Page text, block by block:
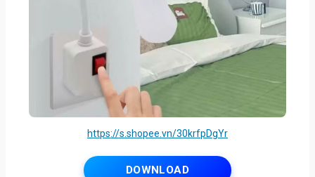
https://s.shopee.vn/30krfpDgYr
DOWNLOAD